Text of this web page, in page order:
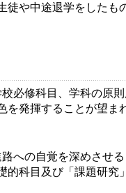
徒や中途退学をした
必修科目、学科の原
発揮することが望ま
への自覚を深めさせ
科目及び「課題研究